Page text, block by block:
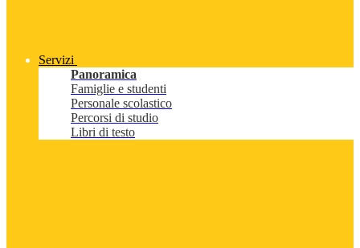
Servizi
Panoramica
Famiglie e studenti
Personale scolastico
Percorsi di studio
Libri di testo